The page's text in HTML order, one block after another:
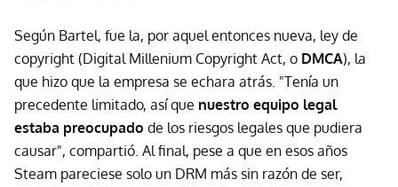
Según Bartel, fue la, por aquel entonces nueva, ley de
copyright (Digital Millenium Copyright Act, o DMCA), la
que hizo que la empresa se echara atrás. "Tenía un
precedente limitado, así que nuestro equipo legal
estaba preocupado de los riesgos legales que pudiera
causar", compartió. Al final, pese a que en esos años
Steam pareciese solo un DRM más sin razón de ser,